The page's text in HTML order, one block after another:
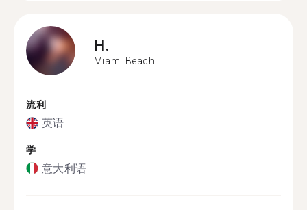
H.
Miami Beach
流利
英语
学
意大利语